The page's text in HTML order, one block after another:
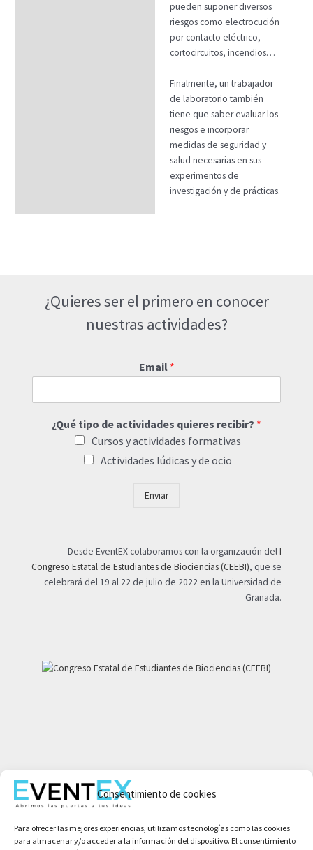
Consentimiento de cookies
Para ofrecer las mejores experiencias, utilizamos tecnologías como las cookies
para almacenar y/o acceder a la información del dispositivo. El consentimiento
pueden suponer diversos
riesgos como electrocución
por contacto eléctrico,
cortocircuitos, incendios…
Finalmente, un trabajador
de laboratorio también
tiene que saber evaluar los
riesgos e incorporar
medidas de seguridad y
salud necesarias en sus
experimentos de
investigación y de prácticas.
¿Quieres ser el primero en conocer
nuestras actividades?
Email *
¿Qué tipo de actividades quieres recibir? *
Cursos y actividades formativas
Actividades lúdicas y de ocio
Enviar
Desde EventEX colaboramos con la organización delI
Congreso Estatal de Estudiantes de Biociencias (CEEBI), que se
celebrará del 19 al 22 de julio de 2022 en la Universidad de
Granada.
Aviso legal
Política de privacidad
Condiciones de compra